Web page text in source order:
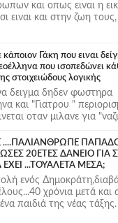
και οπως ειναι η
ειναι και στην ζωη τους,
Γάκη που ειναι
που ισοπεδώνει
στοιχειώδους λογικής
δειγμα δηδεν φωστηρα
και "Γιατρου "
οταν μιλανε για
....ΠΑΛΙΑΝΘΡΩΠΕ
20ΕΤΕΣ ΔΑΝΕΙΟ ΓΙΑ
...ΤΟΥΑΛΕΤΑ ΜΕΣΑ;
ενός
χρόνια μετά και
παιδιά της νέας τάξης.